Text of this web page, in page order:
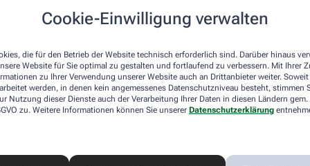
Cookie-Einwilligung verwalten
die für den Betrieb der Website technisch erforderlich sind. Darüber hinaus
Website für Sie optimal zu gestalten und fortlaufend zu verbessern. Mit Ihrer
zu Ihrer Verwendung unserer Website auch an Drittanbieter weiter. Soweit
werden, in denen kein angemessenes Datenschutzniveau besteht, stimmen
Nutzung dieser Dienste auch der Verarbeitung Ihrer Daten in diesen Ländern
zu. Weitere Informationen können Sie unserer Datenschutzerklärung
so stark, dass weitere körperliche und seelische
sind meist völlig verzweifelt, da ausreichender
sehr vielschichtig. Bei etwa 30 Prozent der Fälle, und dies